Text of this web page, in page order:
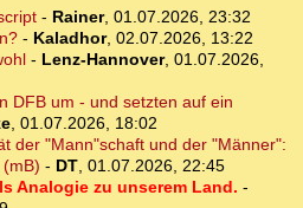
- Rainer, 01.07.2026, 23:32
- Kaladhor, 02.07.2026, 13:22
- Lenz-Hannover, 01.07.2026,
DFB um - und setzten auf ein
, 01.07.2026, 18:02
der "Mann"schaft und der "Männer":
- DT, 01.07.2026, 22:45
Analogie zu unserem Land. -